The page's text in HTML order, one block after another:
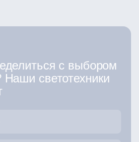
с выбором
светотехники